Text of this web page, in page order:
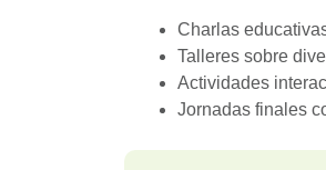
Charlas
Talleres sobre
Actividades
Jornadas finales